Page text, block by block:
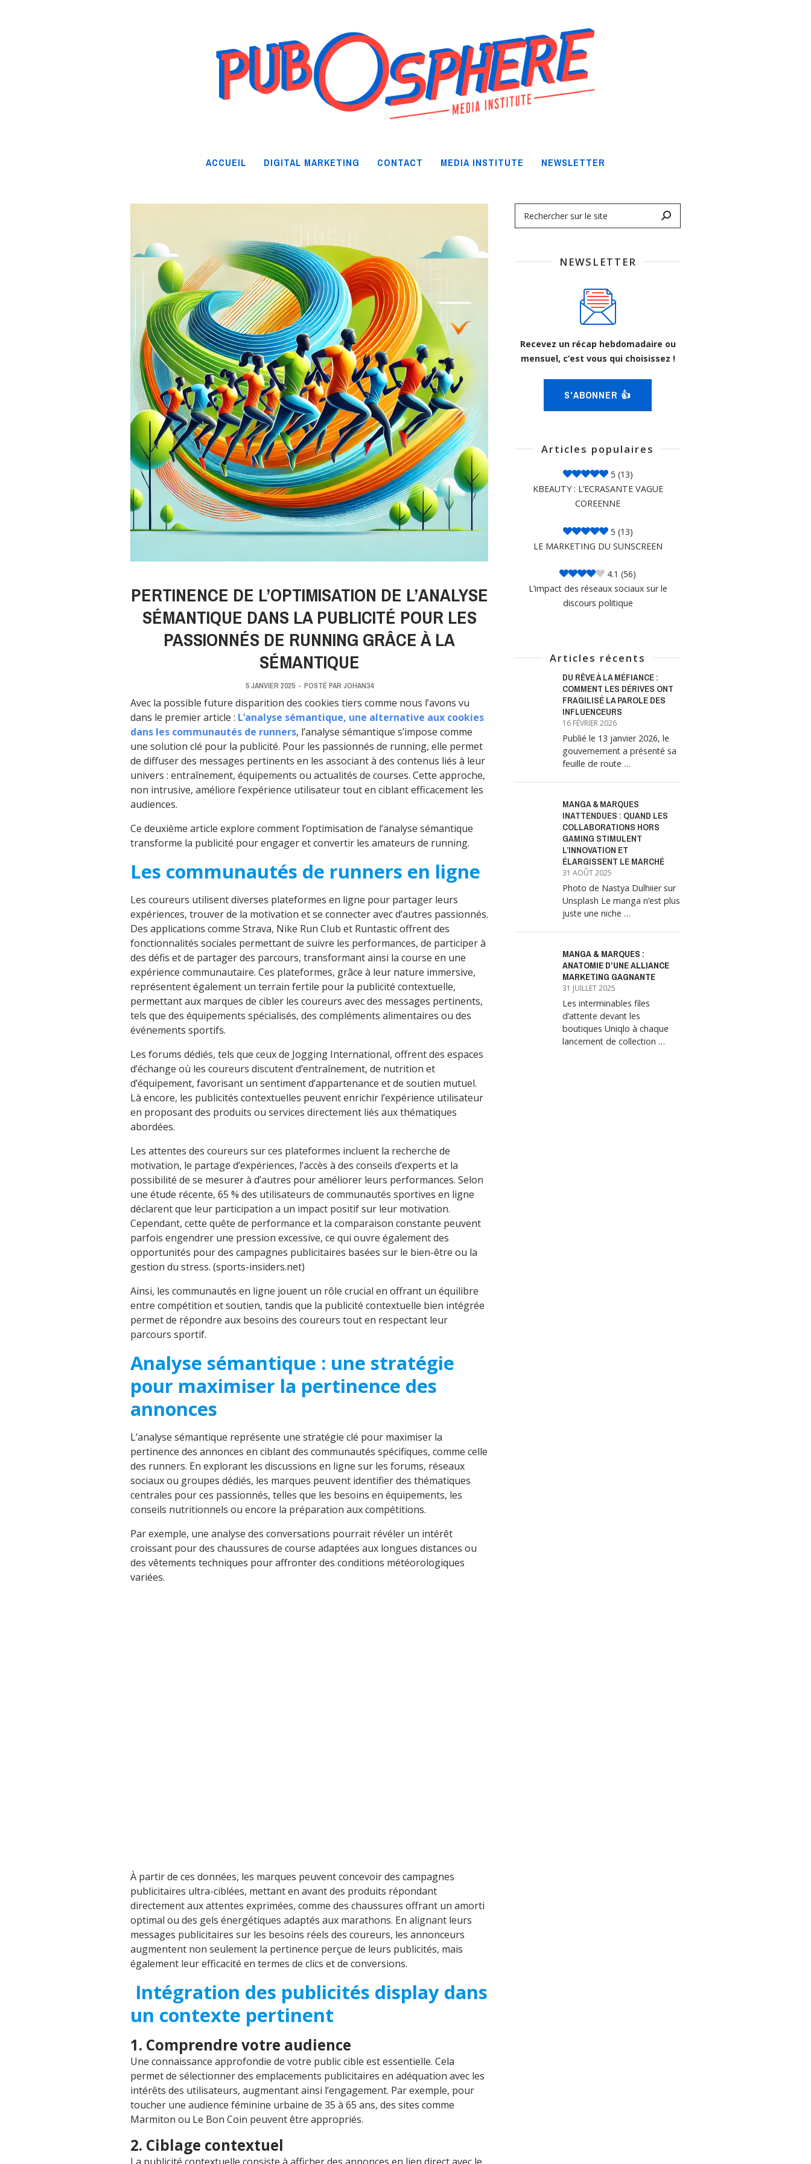
ACCUEIL DIGITAL MARKETING CONTACT MEDIA INSTITUTE NEWSLETTER
PERTINENCE DE L’OPTIMISATION DE L’ANALYSE
SÉMANTIQUE DANS LA PUBLICITÉ POUR LES
PASSIONNÉS DE RUNNING GRÂCE À LA
SÉMANTIQUE
5 JANVIER 2025 - POSTÉ PAR JOHAN34
Avec la possible future disparition des cookies tiers comme nous l’avons vu
dans le premier article : L’analyse sémantique, une alternative aux cookies
dans les communautés de runners, l’analyse sémantique s’impose comme
une solution clé pour la publicité. Pour les passionnés de running, elle permet
de diffuser des messages pertinents en les associant à des contenus liés à leur
univers : entraînement, équipements ou actualités de courses. Cette approche,
non intrusive, améliore l’expérience utilisateur tout en ciblant efficacement les
audiences.
Ce deuxième article explore comment l’optimisation de l’analyse sémantique
transforme la publicité pour engager et convertir les amateurs de running.
Les communautés de runners en ligne
Les coureurs utilisent diverses plateformes en ligne pour partager leurs
expériences, trouver de la motivation et se connecter avec d’autres passionnés.
Des applications comme Strava, Nike Run Club et Runtastic offrent des
fonctionnalités sociales permettant de suivre les performances, de participer à
des défis et de partager des parcours, transformant ainsi la course en une
expérience communautaire. Ces plateformes, grâce à leur nature immersive,
représentent également un terrain fertile pour la publicité contextuelle,
permettant aux marques de cibler les coureurs avec des messages pertinents,
tels que des équipements spécialisés, des compléments alimentaires ou des
événements sportifs.
Les forums dédiés, tels que ceux de Jogging International, offrent des espaces
d’échange où les coureurs discutent d’entraînement, de nutrition et
d’équipement, favorisant un sentiment d’appartenance et de soutien mutuel.
Là encore, les publicités contextuelles peuvent enrichir l’expérience utilisateur
en proposant des produits ou services directement liés aux thématiques
abordées.
Les attentes des coureurs sur ces plateformes incluent la recherche de
motivation, le partage d’expériences, l’accès à des conseils d’experts et la
possibilité de se mesurer à d’autres pour améliorer leurs performances. Selon
une étude récente, 65 % des utilisateurs de communautés sportives en ligne
déclarent que leur participation a un impact positif sur leur motivation.
Cependant, cette quête de performance et la comparaison constante peuvent
parfois engendrer une pression excessive, ce qui ouvre également des
opportunités pour des campagnes publicitaires basées sur le bien-être ou la
gestion du stress. (sports-insiders.net)
Ainsi, les communautés en ligne jouent un rôle crucial en offrant un équilibre
entre compétition et soutien, tandis que la publicité contextuelle bien intégrée
permet de répondre aux besoins des coureurs tout en respectant leur
parcours sportif.
Analyse sémantique : une stratégie
pour maximiser la pertinence des
annonces
L’analyse sémantique représente une stratégie clé pour maximiser la
pertinence des annonces en ciblant des communautés spécifiques, comme celle
des runners. En explorant les discussions en ligne sur les forums, réseaux
sociaux ou groupes dédiés, les marques peuvent identifier des thématiques
centrales pour ces passionnés, telles que les besoins en équipements, les
conseils nutritionnels ou encore la préparation aux compétitions.
Par exemple, une analyse des conversations pourrait révéler un intérêt
croissant pour des chaussures de course adaptées aux longues distances ou
des vêtements techniques pour affronter des conditions météorologiques
variées.
À partir de ces données, les marques peuvent concevoir des campagnes
publicitaires ultra-ciblées, mettant en avant des produits répondant
directement aux attentes exprimées, comme des chaussures offrant un amorti
optimal ou des gels énergétiques adaptés aux marathons. En alignant leurs
messages publicitaires sur les besoins réels des coureurs, les annonceurs
augmentent non seulement la pertinence perçue de leurs publicités, mais
également leur efficacité en termes de clics et de conversions.
Intégration des publicités display dans
un contexte pertinent
1. Comprendre votre audience
Une connaissance approfondie de votre public cible est essentielle. Cela
permet de sélectionner des emplacements publicitaires en adéquation avec les
intérêts des utilisateurs, augmentant ainsi l’engagement. Par exemple, pour
toucher une audience féminine urbaine de 35 à 65 ans, des sites comme
Marmiton ou Le Bon Coin peuvent être appropriés.
2. Ciblage contextuel
NEWSLETTER
Recevez un récap hebdomadaire ou
mensuel, c’est vous qui choisissez !
S'ABONNER 👍
Articles populaires
5 (13)
KBEAUTY : L’ECRASANTE VAGUE
COREENNE
5 (13)
LE MARKETING DU SUNSCREEN
4.1 (56)
L’impact des réseaux sociaux sur le
discours politique
Articles récents
DU RÊVE À LA MÉFIANCE :
COMMENT LES DÉRIVES ONT
FRAGILISÉ LA PAROLE DES
INFLUENCEURS
16 FÉVRIER 2026
Publié le 13 janvier 2026, le
gouvernement a présenté sa
feuille de route …
MANGA & MARQUES
INATTENDUES : QUAND LES
COLLABORATIONS HORS
GAMING STIMULENT
L’INNOVATION ET
ÉLARGISSENT LE MARCHÉ
31 AOÛT 2025
Photo de Nastya Dulhiier sur
Unsplash Le manga n’est plus
juste une niche …
MANGA & MARQUES :
ANATOMIE D’UNE ALLIANCE
MARKETING GAGNANTE
31 JUILLET 2025
Les interminables files
d’attente devant les
boutiques Uniqlo à chaque
lancement de collection …